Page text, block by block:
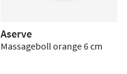
Aserve
Massageboll orange 6 cm